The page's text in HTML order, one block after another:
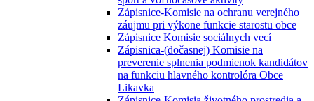
Zápisnice-Komisie na ochranu verejného
záujmu pri výkone funkcie starostu obce
Zápisnice Komisie sociálnych vecí
Zápisnica-(dočasnej) Komisie na
preverenie splnenia podmienok kandidátov
na funkciu hlavného kontrolóra Obce
Likavka